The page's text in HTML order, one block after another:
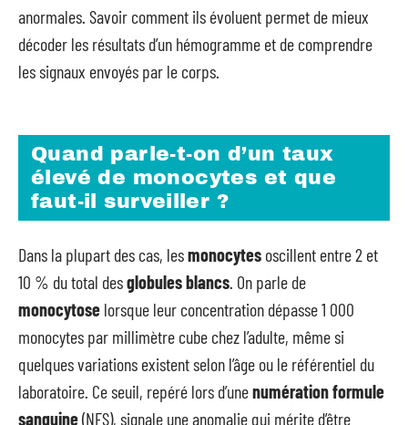
anormales. Savoir comment ils évoluent permet de mieux
décoder les résultats d’un hémogramme et de comprendre
les signaux envoyés par le corps.
Quand parle-t-on d’un taux
élevé de monocytes et que
faut-il surveiller ?
Dans la plupart des cas, lesmonocytes oscillent entre 2 et
10 % du total desglobules blancs. On parle de
monocytose lorsque leur concentration dépasse 1 000
monocytes par millimètre cube chez l’adulte, même si
quelques variations existent selon l’âge ou le référentiel du
laboratoire. Ce seuil, repéré lors d’unenumération formule
sanguine(NFS), signale une anomalie qui mérite d’être